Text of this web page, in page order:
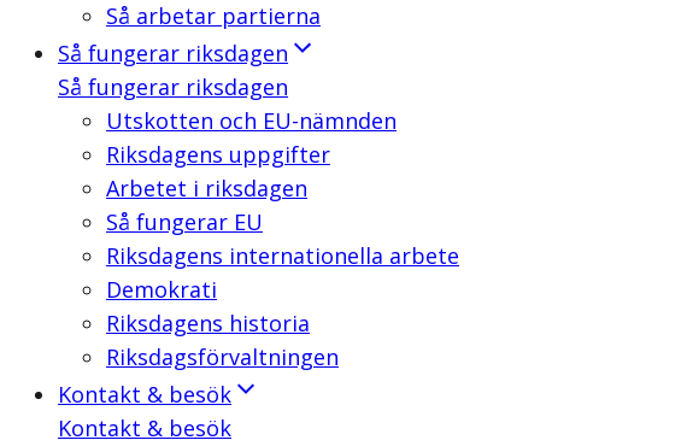
Så arbetar partierna
Så fungerar riksdagen
Så fungerar riksdagen
Utskotten och EU-nämnden
Riksdagens uppgifter
Arbetet i riksdagen
Så fungerar EU
Riksdagens internationella arbete
Demokrati
Riksdagens historia
Riksdagsförvaltningen
Kontakt & besök
Kontakt & besök